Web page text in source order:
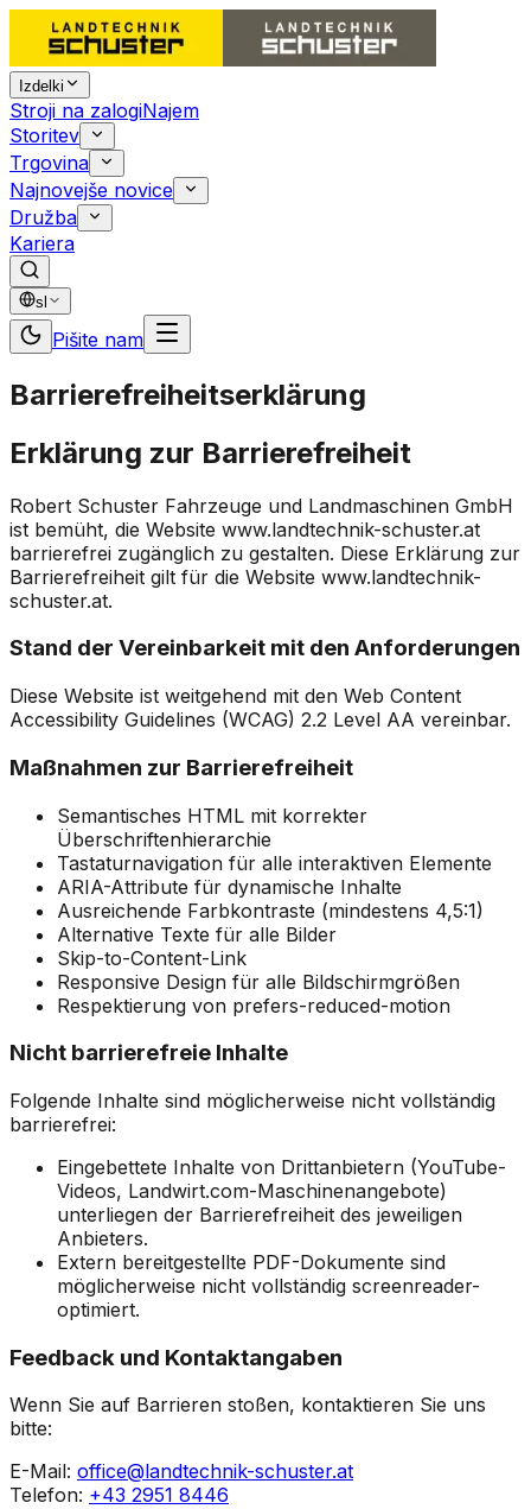
Izdelki
Stroji na zalogiNajem
Storitev
Trgovina
Najnovejše novice
Družba
Kariera
sl
Pišite nam
Barrierefreiheitserklärung
Erklärung zur Barrierefreiheit
Robert Schuster Fahrzeuge und Landmaschinen GmbH
ist bemüht, die Website www.landtechnik-schuster.at
barrierefrei zugänglich zu gestalten. Diese Erklärung zur
Barrierefreiheit gilt für die Website www.landtechnik-
schuster.at.
Stand der Vereinbarkeit mit den Anforderungen
Diese Website ist weitgehend mit den Web Content
Accessibility Guidelines (WCAG) 2.2 Level AA vereinbar.
Maßnahmen zur Barrierefreiheit
Semantisches HTML mit korrekter
Überschriftenhierarchie
Tastaturnavigation für alle interaktiven Elemente
ARIA-Attribute für dynamische Inhalte
Ausreichende Farbkontraste (mindestens 4,5:1)
Alternative Texte für alle Bilder
Skip-to-Content-Link
Responsive Design für alle Bildschirmgrößen
Respektierung von prefers-reduced-motion
Nicht barrierefreie Inhalte
Folgende Inhalte sind möglicherweise nicht vollständig
barrierefrei:
Eingebettete Inhalte von Drittanbietern (YouTube-
Videos, Landwirt.com-Maschinenangebote)
unterliegen der Barrierefreiheit des jeweiligen
Anbieters.
Extern bereitgestellte PDF-Dokumente sind
möglicherweise nicht vollständig screenreader-
optimiert.
Feedback und Kontaktangaben
Wenn Sie auf Barrieren stoßen, kontaktieren Sie uns
bitte:
E-Mail: office@landtechnik-schuster.at
Telefon: +43 2951 8446